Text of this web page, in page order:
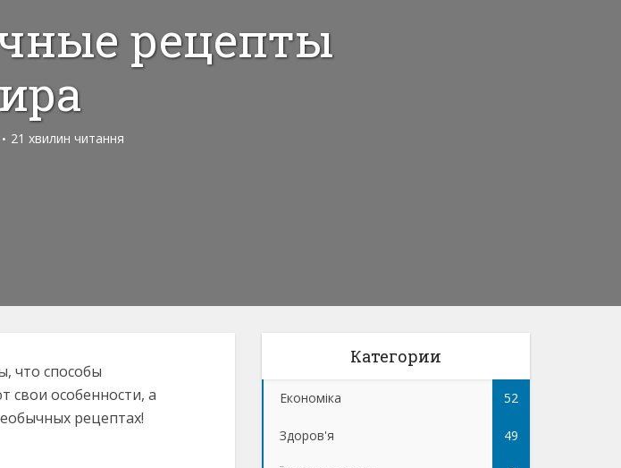
рецепты
21 хвилин читання
что способы
свои особенности, а
рецептах!
Категории
Економіка 52
Здоров'я 49